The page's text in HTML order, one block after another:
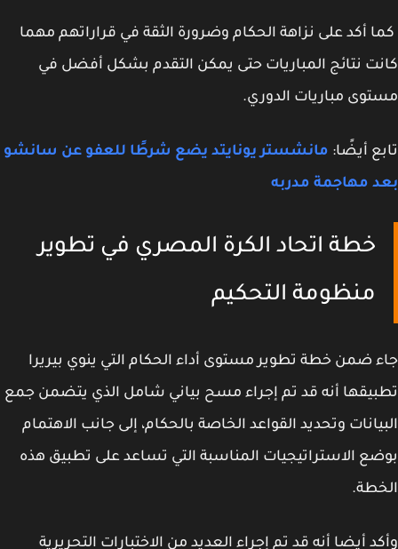
أكد على نزاهة الحكام وضرورة الثقة في قراراتهم مهما
نتائج المباريات حتى يمكن التقدم بشكل أفضل في
مباريات الدوري.
أيضًا:مانشستر يونايتد يضع شرطًا للعفو عن سانشو
مهاجمة مدربه
خطة اتحاد الكرة المصري في تطوير
منظومة التحكيم
ضمن خطة تطوير مستوى أداء الحكام التي ينوي بيريرا
أنه قد تم إجراء مسح بياني شامل الذي يتضمن جمع
وتحديد القواعد الخاصة بالحكام، إلى جانب الاهتمام
الاستراتيجيات المناسبة التي تساعد على تطبيق هذه
أيضا أنه قد تم إجراء العديد من الاختبارات التحريرية